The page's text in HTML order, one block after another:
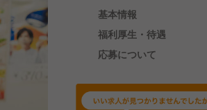
基本情報
福利厚生・待遇
応募について